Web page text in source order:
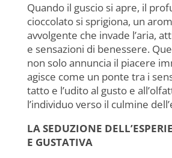
Quando il guscio si apre, il
cioccolato si sprigiona, un
avvolgente che invade l’aria,
e sensazioni di benessere.
non solo annuncia il piacere
agisce come un ponte tra i
tatto e l’udito al gusto e
l’individuo verso il culmine
LA SEDUZIONE
E GUSTATIVA